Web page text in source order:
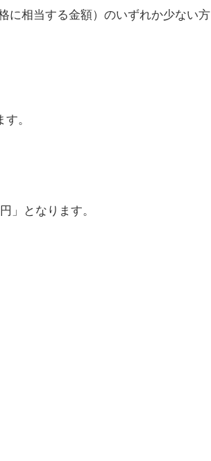
に相当する金額）のいずれか少ない方
。
」となります。